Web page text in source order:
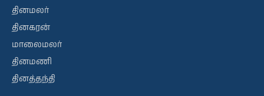
தினமலர்
தினகரன்
மாலைமலர்
தினமணி
தினத்தந்தி